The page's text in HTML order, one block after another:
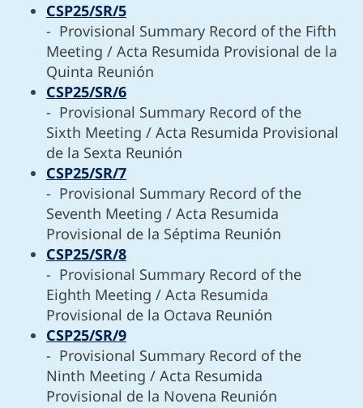
CSP25/SR/5
- Provisional Summary Record of the Fifth
Meeting / Acta Resumida Provisional de la
Quinta Reunión
CSP25/SR/6
- Provisional Summary Record of the
Sixth Meeting / Acta Resumida Provisional
de la Sexta Reunión
CSP25/SR/7
- Provisional Summary Record of the
Seventh Meeting / Acta Resumida
Provisional de la Séptima Reunión
CSP25/SR/8
- Provisional Summary Record of the
Eighth Meeting / Acta Resumida
Provisional de la Octava Reunión
CSP25/SR/9
- Provisional Summary Record of the
Ninth Meeting / Acta Resumida
Provisional de la Novena Reunión